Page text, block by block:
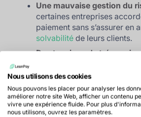
Une mauvaise gestion du
certaines entreprises
paiement sans s’assurer en
solvabilité de leurs clients.
Des tensions de trésorerie:
allongent volontairement
paiement pour préserver
trésorerie, au détriment de
L’absence d’outils de suivi et
Nous utilisons des cookies
Nous pouvons les placer pour analyser les
améliorer notre site Web, afficher un contenu
vivre une expérience fluide. Pour plus
nous utilisons, ouvrez les paramètres.